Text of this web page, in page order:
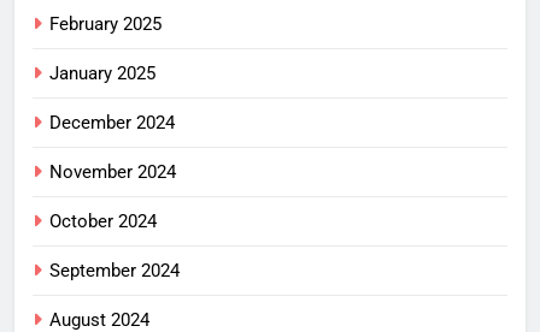
February 2025
January 2025
December 2024
November 2024
October 2024
September 2024
August 2024